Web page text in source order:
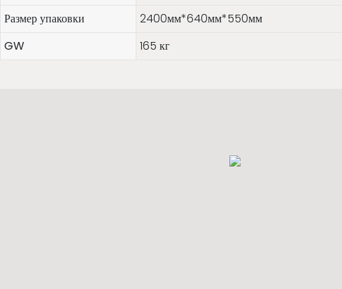
Размер упаковки
2400мм*640мм*550мм
GW
165 кг